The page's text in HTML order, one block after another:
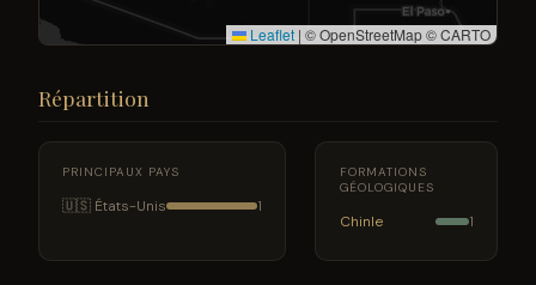
Leaflet | © OpenStreetMap © CARTO
Répartition
PRINCIPAUX PAYS
🇺🇸 États-Unis 1
FORMATIONS
GÉOLOGIQUES
Chinle 1